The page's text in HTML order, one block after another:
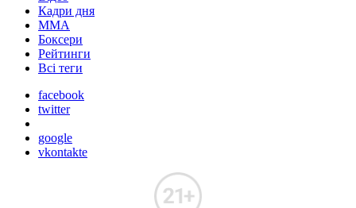
Кадри дня
ММА
Боксери
Рейтинги
Всі теги
facebook
twitter
google
vkontakte